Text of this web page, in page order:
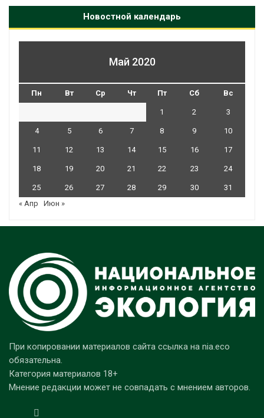
Новостной календарь
Май 2020
Пн Вт Ср Чт Пт Сб Вс
1 2 3
4 5 6 7 8 9 10
11 12 13 14 15 16 17
18 19 20 21 22 23 24
25 26 27 28 29 30
31
« Апр
Июн »
При копировании материалов сайта ссылка на nia.eco
обязательна.
Категория материалов 18+
Мнение редакции может не совпадать с мнением авторов.